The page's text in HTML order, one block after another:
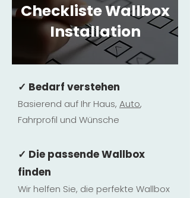
Checkliste Wallbox
Installation
✓ Bedarf verstehen
Basierend auf Ihr Haus, Auto,
Fahrprofil und Wünsche
✓ Die passende Wallbox
finden
Wir helfen Sie, die perfekte Wallbox